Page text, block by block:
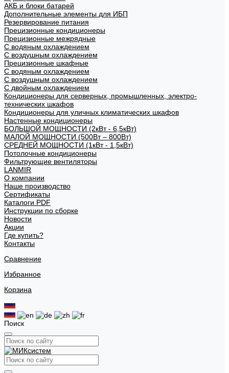
АКБ и блоки батарей
Дополнительные элементы для ИБП
Резервирование питания
Прецизионные кондиционеры
Прецизионные межрядные
С водяным охлаждением
С воздушным охлаждением
Прецизионные шкафные
С водяным охлаждением
С воздушным охлаждением
С двойным охлаждением
Кондиционеры для серверных, промышленных, электро-
технических шкафов
Кондиционеры для уличных климатических шкафов
Настенные кондиционеры
БОЛЬШОЙ МОЩНОСТИ (2кВт - 6,5кВт)
МАЛОЙ МОЩНОСТИ (500Вт – 800Вт)
СРЕДНЕЙ МОЩНОСТИ (1кВт - 1,5кВт)
Потолочные кондиционеры
Фильтрующие вентиляторы
LANMIR
О компании
Наше производство
Сертификаты
Каталоги PDF
Инструкции по сборке
Новости
Акции
Где купить?
Контакты
Сравнение
Избранное
Корзина
Поиск